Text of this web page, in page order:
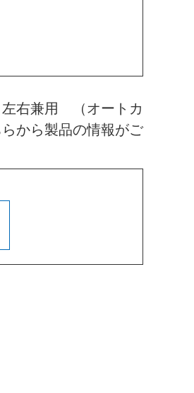
右兼用 （オートカ
から製品の情報がご